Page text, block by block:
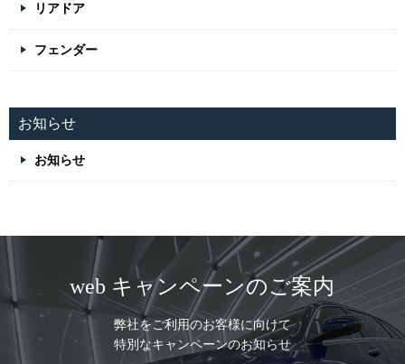
リアドア
フェンダー
お知らせ
お知らせ
web キャンペーンのご案内
弊社をご利用のお客様に向けて
特別なキャンペーンのお知らせ